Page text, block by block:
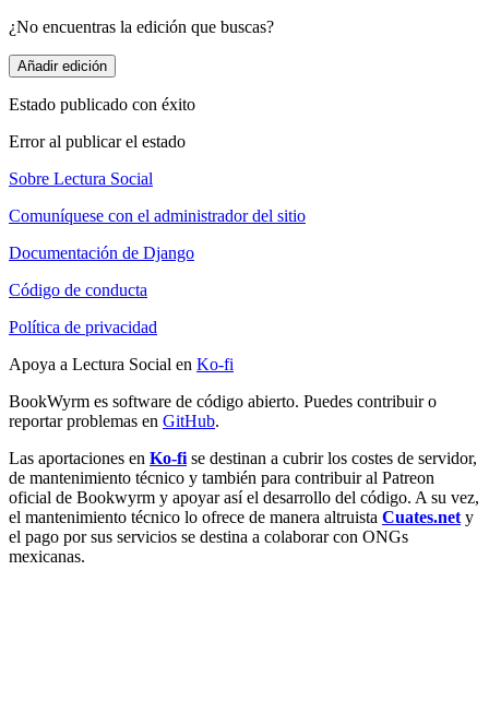
¿No encuentras la edición que buscas?
Añadir edición
Estado publicado con éxito
Error al publicar el estado
Sobre Lectura Social
Comuníquese con el administrador del sitio
Documentación de Django
Código de conducta
Política de privacidad
Apoya a Lectura Social en Ko-fi
BookWyrm es software de código abierto. Puedes contribuir o
reportar problemas en GitHub.
Las aportaciones en Ko-fi se destinan a cubrir los costes de servidor,
de mantenimiento técnico y también para contribuir al Patreon
oficial de Bookwyrm y apoyar así el desarrollo del código. A su vez,
el mantenimiento técnico lo ofrece de manera altruista Cuates.net y
el pago por sus servicios se destina a colaborar con ONGs
mexicanas.